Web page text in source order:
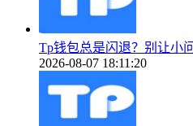
Tp钱包总是闪退？别让小
2026-08-07 18:11:20